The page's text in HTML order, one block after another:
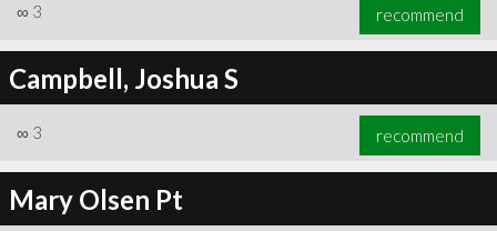
∞ 3 recommend
Campbell, Joshua S
∞ 3 recommend
Mary Olsen Pt